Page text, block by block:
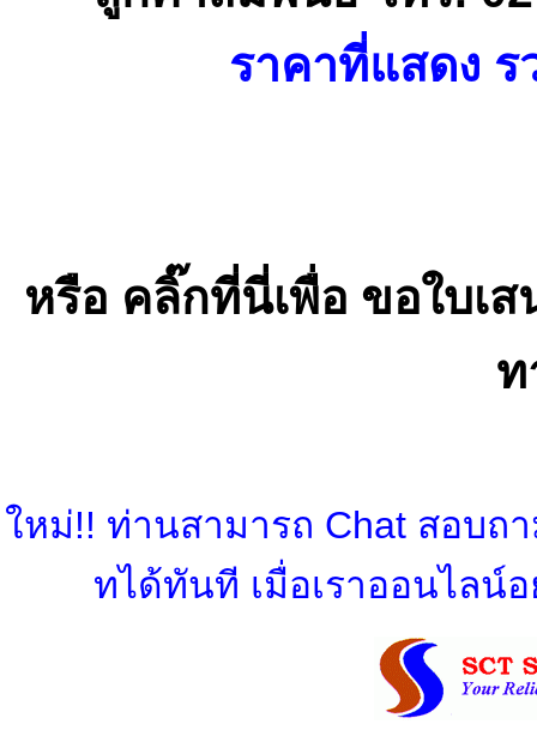
ราคาที่แสดง
หรือ คลิ๊กที่นี่เพื่อ ขอใบเ
ท
ใหม่!! ท่านสามารถ Chat สอบถ
ทได้ทันที เมื่อเราออนไลน์